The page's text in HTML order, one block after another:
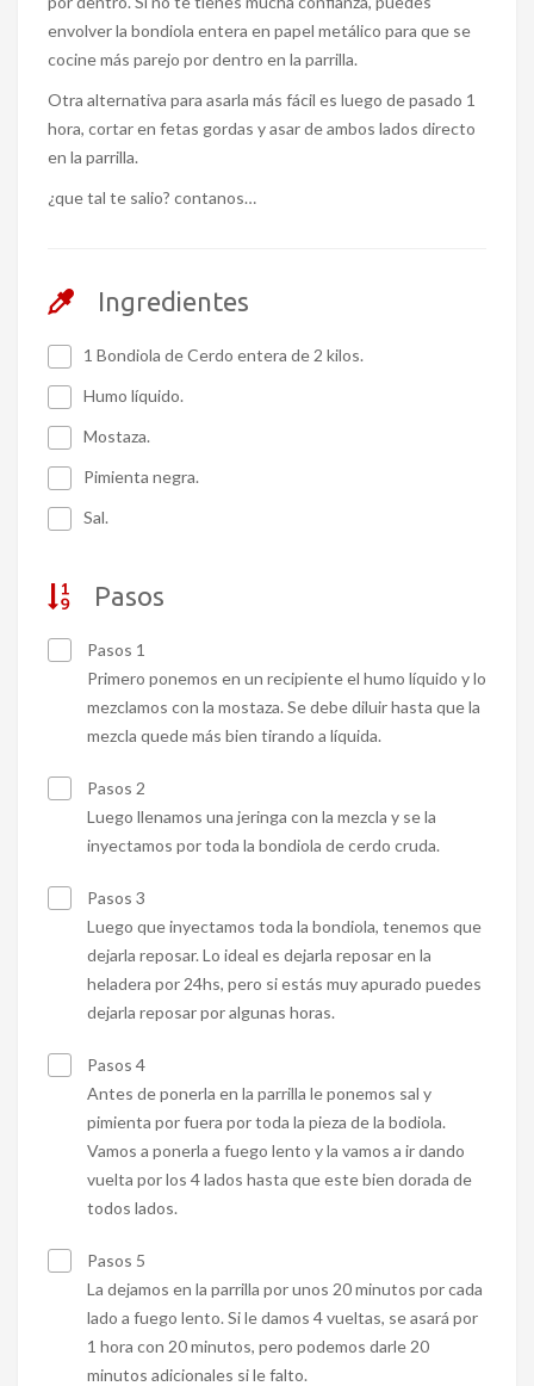
envolver la bondiola entera en papel metálico para que se
cocine más parejo por dentro en la parrilla.
Otra alternativa para asarla más fácil es luego de pasado 1
hora, cortar en fetas gordas y asar de ambos lados directo
en la parrilla.
¿que tal te salio? contanos…
Ingredientes
1 Bondiola de Cerdo entera de 2 kilos.
Humo líquido.
Mostaza.
Pimienta negra.
Sal.
Pasos
Pasos 1
Primero ponemos en un recipiente el humo líquido y lo
mezclamos con la mostaza. Se debe diluir hasta que la
mezcla quede más bien tirando a líquida.
Pasos 2
Luego llenamos una jeringa con la mezcla y se la
inyectamos por toda la bondiola de cerdo cruda.
Pasos 3
Luego que inyectamos toda la bondiola, tenemos que
dejarla reposar. Lo ideal es dejarla reposar en la
heladera por 24hs, pero si estás muy apurado puedes
dejarla reposar por algunas horas.
Pasos 4
Antes de ponerla en la parrilla le ponemos sal y
pimienta por fuera por toda la pieza de la bodiola.
Vamos a ponerla a fuego lento y la vamos a ir dando
vuelta por los 4 lados hasta que este bien dorada de
todos lados.
Pasos 5
La dejamos en la parrilla por unos 20 minutos por cada
lado a fuego lento. Si le damos 4 vueltas, se asará por
1 hora con 20 minutos, pero podemos darle 20
minutos adicionales si le falto.